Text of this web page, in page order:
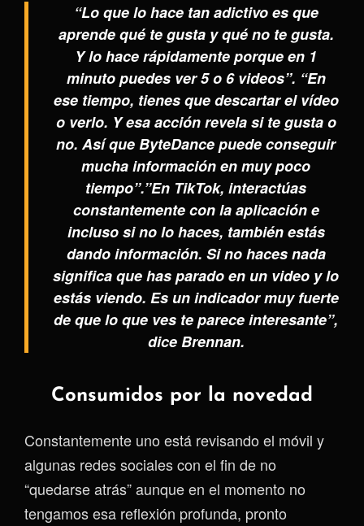
“Lo que lo hace tan adictivo es que
aprende qué te gusta y qué no te gusta.
Y lo hace rápidamente porque en 1
minuto puedes ver 5 o 6 videos”. “En
ese tiempo, tienes que descartar el vídeo
o verlo. Y esa acción revela si te gusta o
no. Así que ByteDance puede conseguir
mucha información en muy poco
tiempo”.”En TikTok, interactúas
constantemente con la aplicación e
incluso si no lo haces, también estás
dando información. Si no haces nada
significa que has parado en un video y lo
estás viendo. Es un indicador muy fuerte
de que lo que ves te parece interesante”,
dice Brennan.
Consumidos por la novedad
Constantemente uno está revisando el móvil y
algunas redes sociales con el fin de no
“quedarse atrás” aunque en el momento no
tengamos esa reflexión profunda, pronto